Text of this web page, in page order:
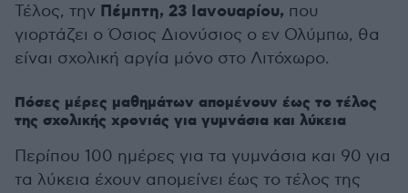
Τέλος, την Πέμπτη, 23 Ιανουαρίου, που
γιορτάζει ο Όσιος Διονύσιος ο εν Ολύμπω, θα
είναι σχολική αργία μόνο στο Λιτόχωρο.
Πόσες μέρες μαθημάτων απομένουν έως το τέλος
της σχολικής χρονιάς για γυμνάσια και λύκεια
Περίπου 100 ημέρες για τα γυμνάσια και 90 για
τα λύκεια έχουν απομείνει έως το τέλος της